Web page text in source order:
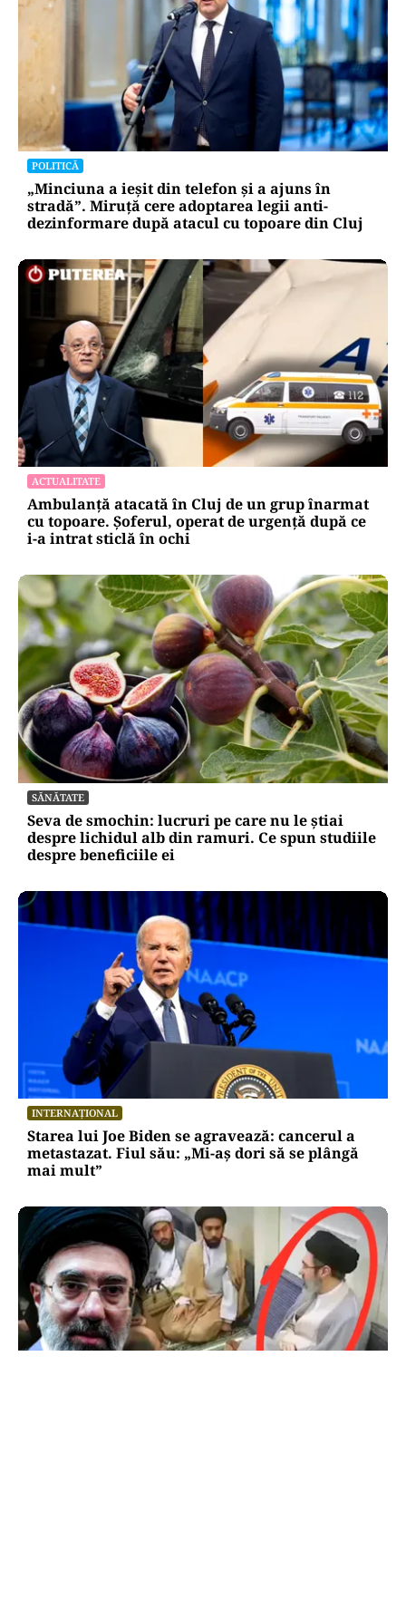
POLITICĂ
„Minciuna a ieșit din telefon și a ajuns în
stradă”. Miruță cere adoptarea legii anti-
dezinformare după atacul cu topoare din Cluj
ACTUALITATE
Ambulanță atacată în Cluj de un grup înarmat
cu topoare. Șoferul, operat de urgență după ce
i-a intrat sticlă în ochi
SĂNĂTATE
Seva de smochin: lucruri pe care nu le știai
despre lichidul alb din ramuri. Ce spun studiile
despre beneficiile ei
INTERNAȚIONAL
Starea lui Joe Biden se agravează: cancerul a
metastazat. Fiul său: „Mi-aș dori să se plângă
mai mult”